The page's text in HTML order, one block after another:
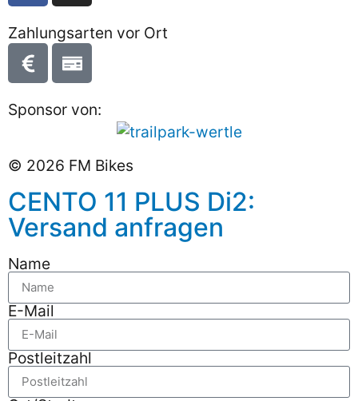
Zahlungsarten vor Ort
Sponsor von:
© 2026 FM Bikes
CENTO 11 PLUS Di2:
Versand anfragen
Name
E-Mail
Postleitzahl